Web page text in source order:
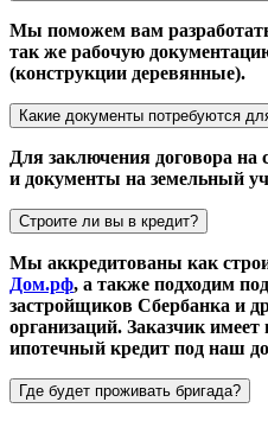
Мы поможем вам
так же рабочую
(конструкции деревянные).
Какие документы потребуются
Для заключения договора на
и документы на земельный
Строите ли вы в кредит?
Мы аккредитованы как
Дом.рф, а также подходим
застройщиков Сбербанка и
организаций. Заказчик имеет
ипотечный кредит под наш
Где будет проживать бригада?